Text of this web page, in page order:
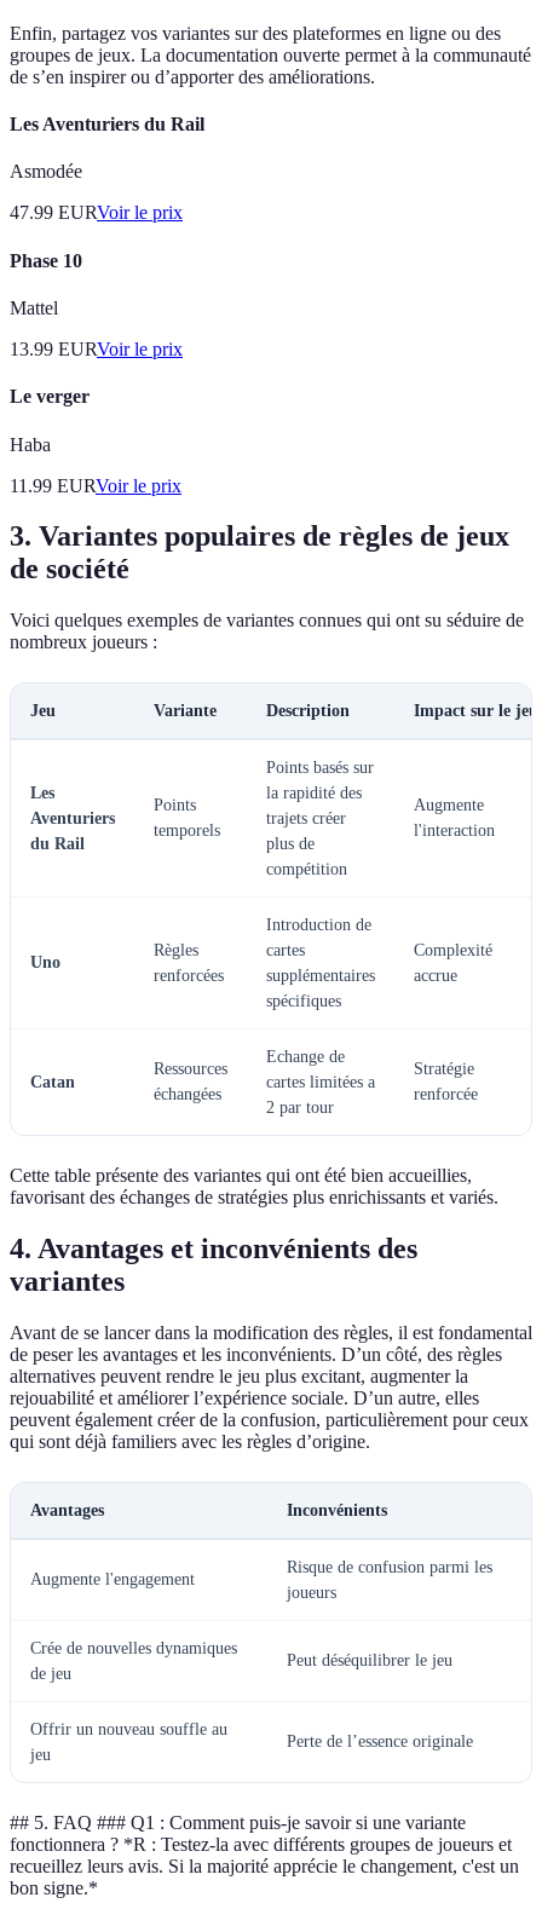
Enfin, partagez vos variantes sur des plateformes en ligne ou des
groupes de jeux. La documentation ouverte permet à la communauté
de s’en inspirer ou d’apporter des améliorations.
Les Aventuriers du Rail
Asmodée
47.99 EURVoir le prix
Phase 10
Mattel
13.99 EURVoir le prix
Le verger
Haba
11.99 EURVoir le prix
3. Variantes populaires de règles de jeux
de société
Voici quelques exemples de variantes connues qui ont su séduire de
nombreux joueurs :
Jeu Variante Description Impact sur le jeu
Les
Aventuriers
du Rail
Points
temporels
Points basés sur
la rapidité des
trajets créer
plus de
compétition
Augmente
l'interaction
Uno
Règles
renforcées
Introduction de
cartes
supplémentaires
spécifiques
Complexité
accrue
Catan
Ressources
échangées
Echange de
cartes limitées a
2 par tour
Stratégie
renforcée
Cette table présente des variantes qui ont été bien accueillies,
favorisant des échanges de stratégies plus enrichissants et variés.
4. Avantages et inconvénients des
variantes
Avant de se lancer dans la modification des règles, il est fondamental
de peser les avantages et les inconvénients. D’un côté, des règles
alternatives peuvent rendre le jeu plus excitant, augmenter la
rejouabilité et améliorer l’expérience sociale. D’un autre, elles
peuvent également créer de la confusion, particulièrement pour ceux
qui sont déjà familiers avec les règles d’origine.
Avantages Inconvénients
Augmente l'engagement
Risque de confusion parmi les
joueurs
Crée de nouvelles dynamiques
de jeu
Peut déséquilibrer le jeu
Offrir un nouveau souffle au
jeu
Perte de l’essence originale
## 5. FAQ ### Q1 : Comment puis-je savoir si une variante
fonctionnera ? *R : Testez-la avec différents groupes de joueurs et
recueillez leurs avis. Si la majorité apprécie le changement, c'est un
bon signe.*